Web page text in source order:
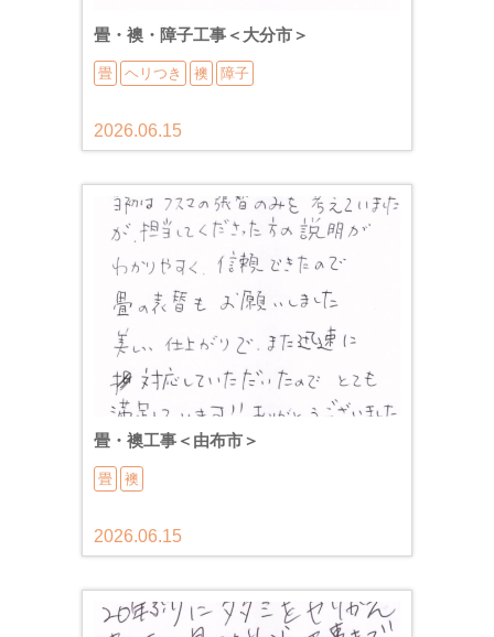
畳・襖・障子工事＜大分市＞
畳 ヘリつき 襖 障子
2026.06.15
畳・襖工事＜由布市＞
畳 襖
2026.06.15